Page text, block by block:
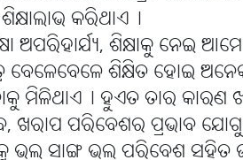
କରିଥାଏ୤
ଅପରିହାର୍ଯ୍ୟ, ଶିକ୍ଷାକୁ ନେଇ
ବେଳେବେଳେ ଶିକ୍ଷିତ ହୋଇ
ମିଳିଥାଏ୤ ହୁଏତ ତାର କାରଣ
ଖରାପ ପରିବେଶର ପ୍ରଭାବ
ଭଲ ସାଙ୍ଗ ଭଲ ପରିବେଶ ସହିତ